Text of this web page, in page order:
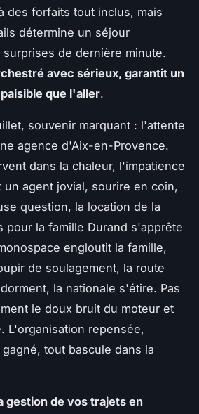
des forfaits tout inclus, mais
détermine un séjour
de dernière minute.
avec sérieux, garantit un
que l'aller.
souvenir marquant : l'attente
agence d'Aix-en-Provence.
dans la chaleur, l'impatience
agent jovial, sourire en coin,
question, la location de la
pour la famille Durand s'apprête
engloutit la famille,
de soulagement, la route
la nationale s'étire. Pas
le doux bruit du moteur et
L'organisation repensée,
tout bascule dans la
gestion de vos trajets en